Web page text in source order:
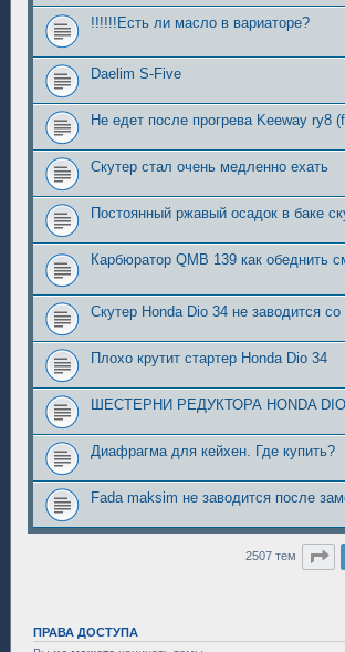
!!!!!!Есть ли масло в вариаторе?
Daelim S-Five
Не едет после прогрева Keeway ry8
Скутер стал очень медленно ехать
Постоянный ржавый осадок в баке
Карбюратор QMB 139 как обеднить
Скутер Honda Dio 34 не заводится
Плохо крутит стартер Honda Dio 34
ШЕСТЕРНИ РЕДУКТОРА HONDA DIO
Диафрагма для кейхен. Где купить?
Fada maksim не заводится после
2507 тем
ПРАВА ДОСТУПА